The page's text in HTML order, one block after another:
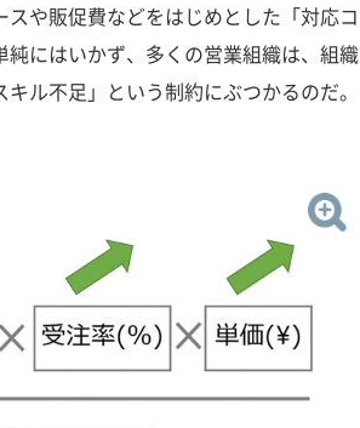
スや販促費などをはじめとした「対応コ
にはいかず、多くの営業組織は、組織
ル不足」という制約にぶつかるのだ。